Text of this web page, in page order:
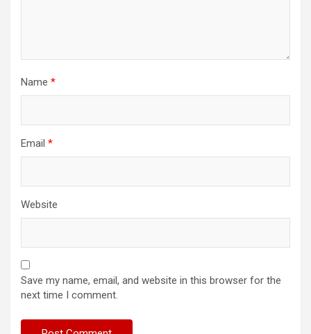
Name *
Email *
Website
Save my name, email, and website in this browser for the
next time I comment.